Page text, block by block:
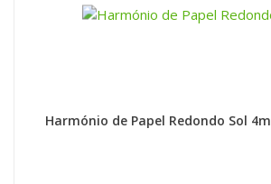
Harmónio de Papel Redondo Sol 4m